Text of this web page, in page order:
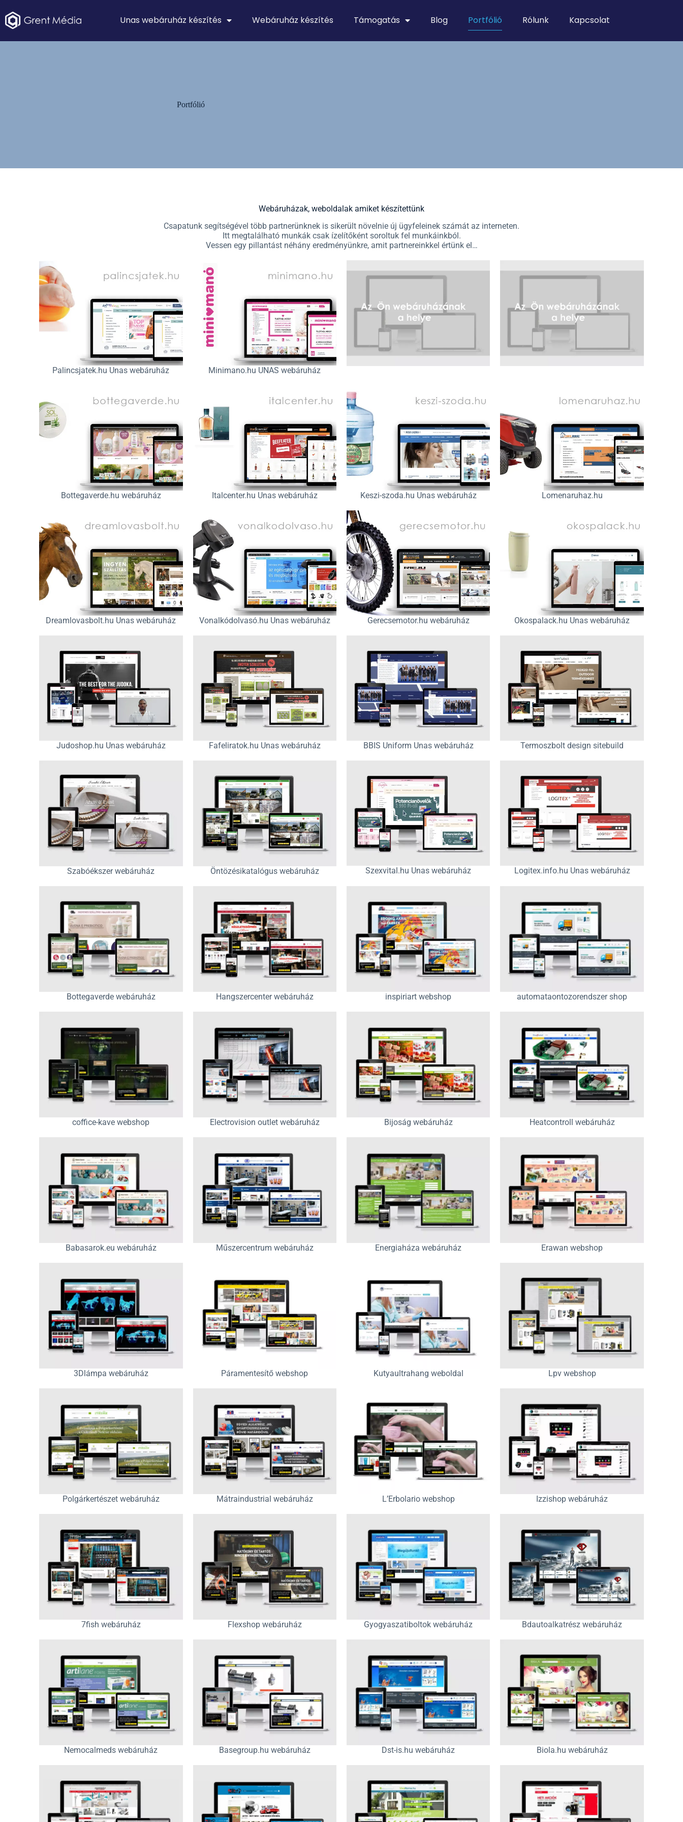
Unas webáruház készítés Webáruház készítés Támogatás Blog Portfólió Rólunk Kapcsolat
Portfólió
Webáruházak, weboldalak amiket készítettünk
Csapatunk segítségével több partnerünknek is sikerült növelnie új ügyfeleinek számát az interneten.
Itt megtalálható munkák csak ízelítőként soroltuk fel munkáinkból.
Vessen egy pillantást néhány eredményünkre, amit partnereinkkel értünk el…
Palincsjatek.hu Unas webáruház Minimano.hu UNAS webáruház
Bottegaverde.hu webáruház Italcenter.hu Unas webáruház Keszi-szoda.hu Unas webáruház Lomenaruhaz.hu
Dreamlovasbolt.hu Unas webáruház Vonalkódolvasó.hu Unas webáruház Gerecsemotor.hu webáruház Okospalack.hu Unas webáruház
Judoshop.hu Unas webáruház Fafeliratok.hu Unas webáruház BBIS Uniform Unas webáruház Termoszbolt design sitebuild
Szabóékszer webáruház Öntözésikatalógus webáruház Szexvital.hu Unas webáruház Logitex.info.hu Unas webáruház
Bottegaverde webáruház Hangszercenter webáruház inspiriart webshop automataontozorendszer shop
coffice-kave webshop Electrovision outlet webáruház Bijoság webáruház Heatcontroll webáruház
Babasarok.eu webáruház Műszercentrum webáruház Energiaháza webáruház Erawan webshop
3Dlámpa webáruház Páramentesítő webshop Kutyaultrahang weboldal Lpv webshop
Polgárkertészet webáruház Mátraindustrial webáruház L’Erbolario webshop Izzishop webáruház
7fish webáruház Flexshop webáruház Gyogyaszatiboltok webáruház Bdautoalkatrész webáruház
Nemocalmeds webáruház Basegroup.hu webáruház Dst-is.hu webáruház Biola.hu webáruház